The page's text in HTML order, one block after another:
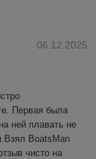
06.12.2025
Первая была
ней плавать не
BoatsMan
чисто на